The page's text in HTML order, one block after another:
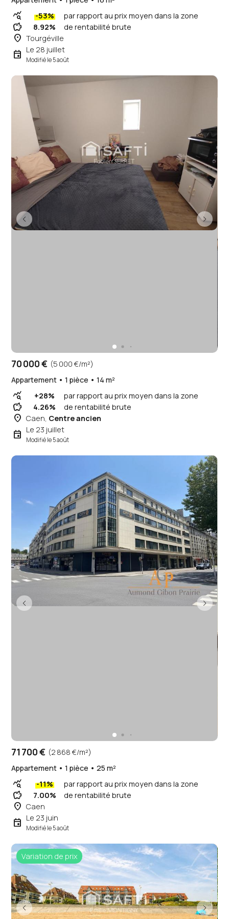
query_stats -53% par rapport au prix moyen dans la zone
savings 8.92% de rentabilité brute
place Tourgéville
event Le 28 juillet
Modifié le 5 août
70 000 € (5 000 €/m²)
Appartement • 1 pièce • 14 m²
query_stats +28% par rapport au prix moyen dans la zone
savings 4.26% de rentabilité brute
place Caen, Centre ancien
event Le 23 juillet
Modifié le 5 août
71 700 € (2 868 €/m²)
Appartement • 1 pièce • 25 m²
query_stats -11% par rapport au prix moyen dans la zone
savings 7.00% de rentabilité brute
place Caen
event Le 23 juin
Modifié le 5 août
Variation de prix